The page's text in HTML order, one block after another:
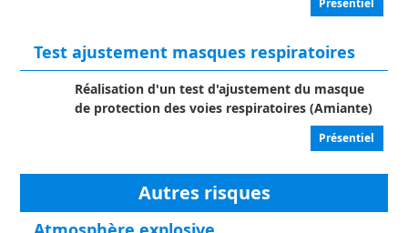
Présentiel
Test ajustement masques respiratoires
Réalisation d'un test d'ajustement du masque
de protection des voies respiratoires (Amiante)
Présentiel
Autres risques